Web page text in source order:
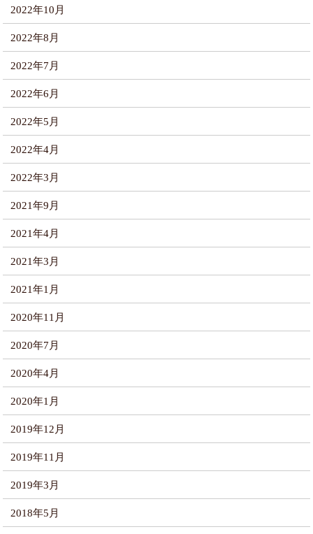
2022年10月
2022年8月
2022年7月
2022年6月
2022年5月
2022年4月
2022年3月
2021年9月
2021年4月
2021年3月
2021年1月
2020年11月
2020年7月
2020年4月
2020年1月
2019年12月
2019年11月
2019年3月
2018年5月